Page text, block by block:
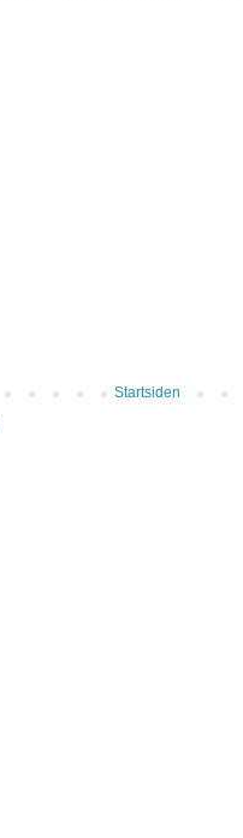
Startsiden